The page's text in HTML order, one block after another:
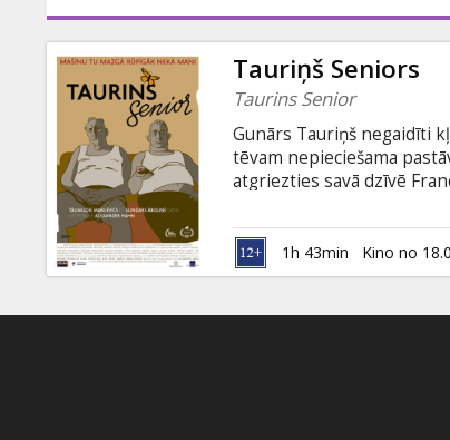
Pasākumi
Ziņas
Dāvanu
kartes
Uzkodas
B2B
Tauriņš Seniors
Taurins Senior
Gunārs Tauriņš negaidīti
tēvam nepieciešama
atgriezties savā dzīvē
sarežģījumi palēnina
stāties pretī pagātnei,
subtitriem angļu valodā.
1h 43min Kino no